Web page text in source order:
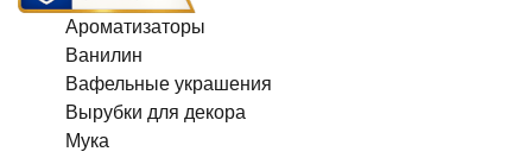
Ароматизаторы
Ванилин
Вафельные украшения
Вырубки для декора
Мука